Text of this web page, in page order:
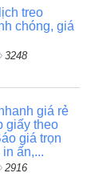
treo
chóng, giá
3248
giá rẻ
giấy theo
giá trọn
ấn,...
2916